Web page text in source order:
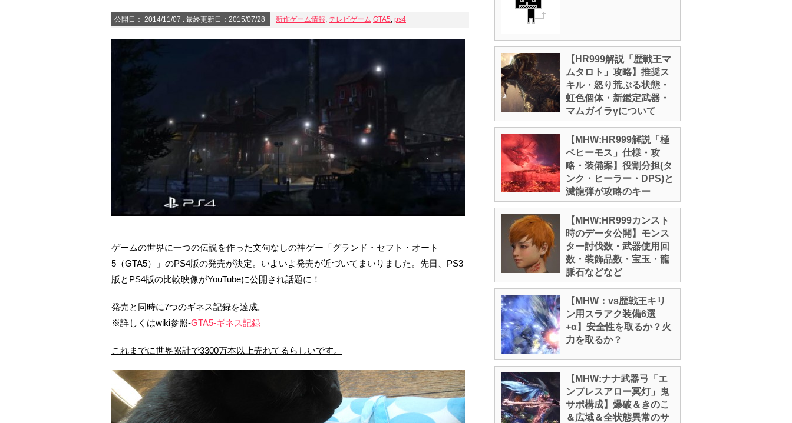
公開日： 2014/11/07 : 最終更新日：2015/07/28 新作ゲーム情報, テレビゲーム GTA5, ps4
ゲームの世界に一つの伝説を作った文句なしの神ゲー「グランド・セフト・オート
5（GTA5）」のPS4版の発売が決定。いよいよ発売が近づいてまいりました。先日、PS3
版とPS4版の比較映像がYouTubeに公開され話題に！
発売と同時に7つのギネス記録を達成。
※詳しくはwiki参照-GTA5-ギネス記録
これまでに世界累計で3300万本以上売れてるらしいです。
【HR999解説「歴戦王マ
ムタロト」攻略】推奨ス
キル・怒り荒ぶる状態・
虹色個体・新鑑定武器・
マムガイラγについて
【MHW:HR999解説「極
ベヒーモス」仕様・攻
略・装備案】役割分担(タ
ンク・ヒーラー・DPS)と
滅龍弾が攻略のキー
【MHW:HR999カンスト
時のデータ公開】モンス
ター討伐数・武器使用回
数・装飾品数・宝玉・龍
脈石などなど
【MHW：vs歴戦王キリ
ン用スラアク装備6選
+α】安全性を取るか？火
力を取るか？
【MHW:ナナ武器弓「エ
ンプレスアロー冥灯」鬼
サポ構成】爆破＆きのこ
＆広域＆全状態異常のサ